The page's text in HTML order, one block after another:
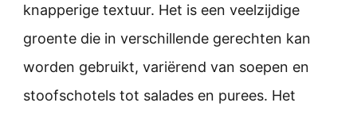
knapperige textuur. Het is een veelzijdige
groente die in verschillende gerechten kan
worden gebruikt, variërend van soepen en
stoofschotels tot salades en purees. Het